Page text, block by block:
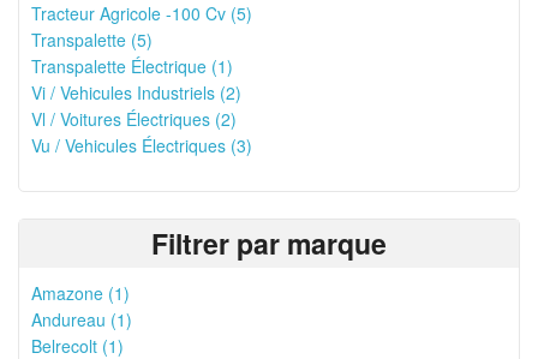
Tracteur Agricole -100 Cv (5)
Transpalette (5)
Transpalette Électrique (1)
Vi / Vehicules Industriels (2)
Vl / Voitures Électriques (2)
Vu / Vehicules Électriques (3)
Filtrer par marque
Amazone (1)
Andureau (1)
Belrecolt (1)